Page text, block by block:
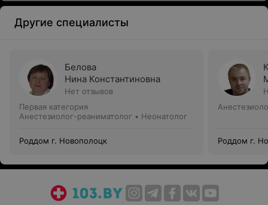
Другие специалисты
Белова
Нина Константиновна
Нет отзывов
Первая категория
Анестезиолог-реаниматолог • Неонатолог
Роддом г. Новополоцк Роддом г.